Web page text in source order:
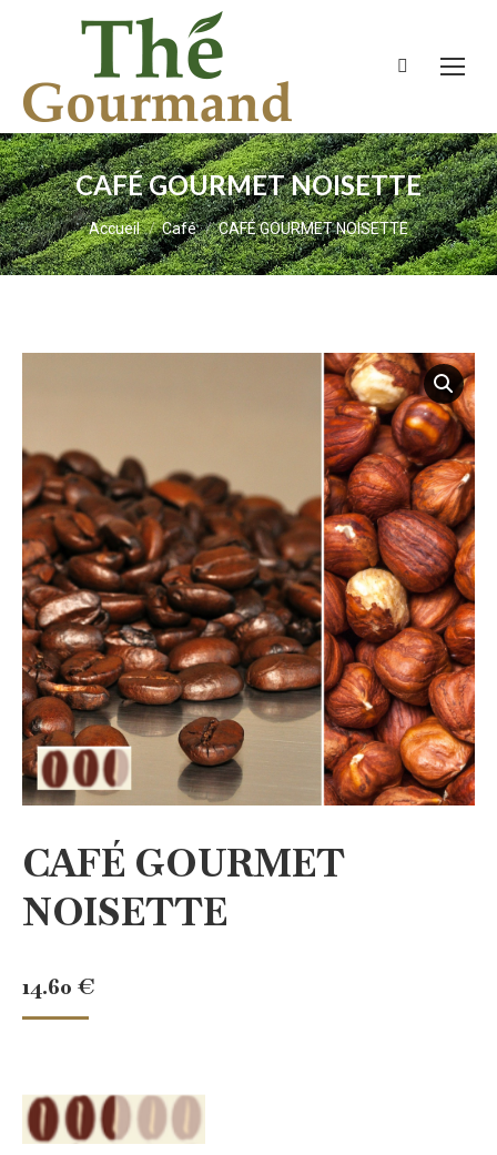
Recherche
CAFÉ GOURMET NOISETTE
Vous êtes ici :
Accueil Café CAFÉ GOURMET NOISETTE
CAFÉ GOURMET
NOISETTE
14.60 €